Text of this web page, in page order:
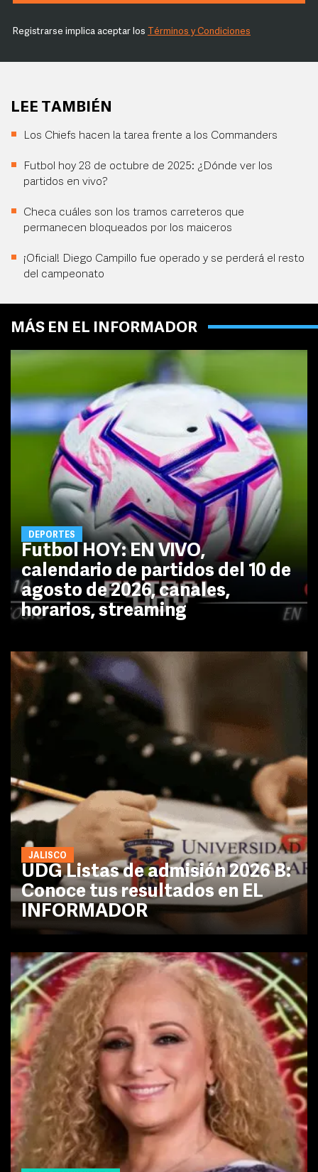
Registrarse implica aceptar los Términos y Condiciones
LEE TAMBIÉN
Los Chiefs hacen la tarea frente a los Commanders
Futbol hoy 28 de octubre de 2025: ¿Dónde ver los
partidos en vivo?
Checa cuáles son los tramos carreteros que
permanecen bloqueados por los maiceros
¡Oficial! Diego Campillo fue operado y se perderá el resto
del campeonato
MÁS EN EL INFORMADOR
DEPORTES
Futbol HOY: EN VIVO,
calendario de partidos del 10 de
agosto de 2026, canales,
horarios, streaming
JALISCO
UDG Listas de admisión 2026 B:
Conoce tus resultados en EL
INFORMADOR